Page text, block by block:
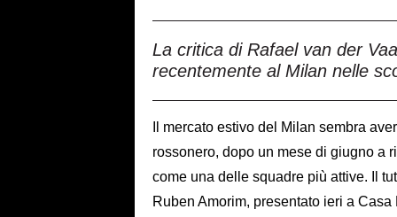
La critica di Rafael van der
recentemente al Milan nelle
Il mercato estivo del Milan sembra
rossonero, dopo un mese di giugno a
come una delle squadre più attive. Il
Ruben Amorim, presentato ieri a